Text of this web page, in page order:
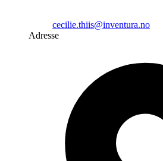
cecilie.thiis@inventura.no
Adresse